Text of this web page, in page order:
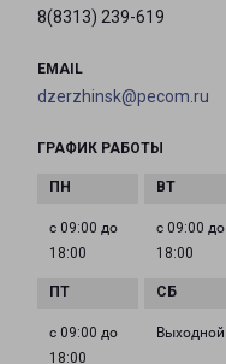
8(8313) 239-619
EMAIL
dzerzhinsk@pecom.ru
ГРАФИК РАБОТЫ
с 09:00 до
18:00
с 09:00 до
18:00
с 09:00 до
18:00
Выходной